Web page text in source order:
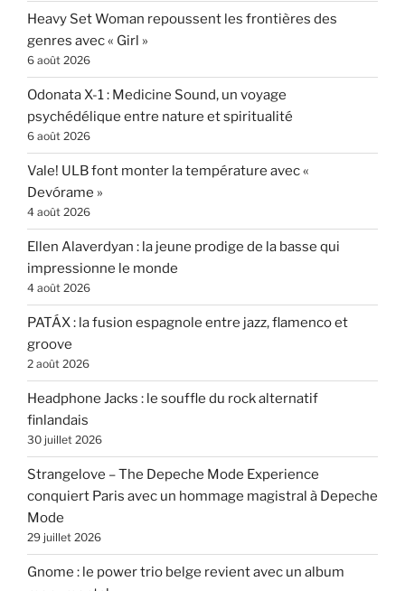
Heavy Set Woman repoussent les frontières des
genres avec « Girl »
6 août 2026
Odonata X-1 : Medicine Sound, un voyage
psychédélique entre nature et spiritualité
6 août 2026
Vale! ULB font monter la température avec «
Devórame »
4 août 2026
Ellen Alaverdyan : la jeune prodige de la basse qui
impressionne le monde
4 août 2026
PATÁX : la fusion espagnole entre jazz, flamenco et
groove
2 août 2026
Headphone Jacks : le souffle du rock alternatif
finlandais
30 juillet 2026
Strangelove – The Depeche Mode Experience
conquiert Paris avec un hommage magistral à Depeche
Mode
29 juillet 2026
Gnome : le power trio belge revient avec un album